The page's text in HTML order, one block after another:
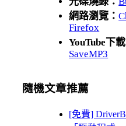
網路瀏覽：
Firefox
YouTube下
SaveMP3
隨機文章推薦
[免費]